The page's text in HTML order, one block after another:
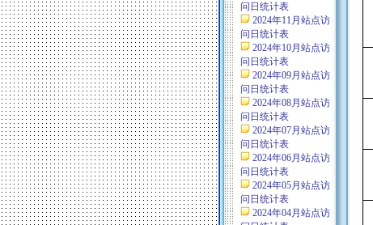
问日统计表
2024年11月站点访
问日统计表
2024年10月站点访
问日统计表
2024年09月站点访
问日统计表
2024年08月站点访
问日统计表
2024年07月站点访
问日统计表
2024年06月站点访
问日统计表
2024年05月站点访
问日统计表
2024年04月站点访